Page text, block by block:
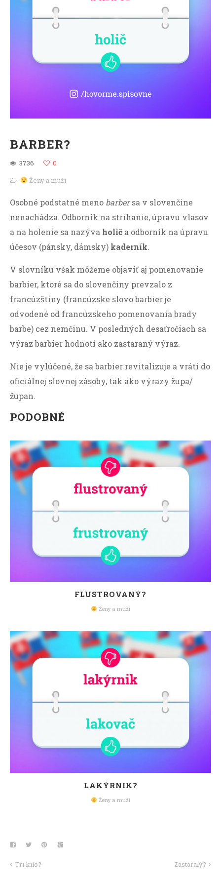
BARBER?
3736
0
Ženy a muži
Osobné podstatné meno barbersa v slovenčine
nenachádza. Odborník na strihanie, úpravu vlasov
a na holenie sa nazýva holič a odborník na úpravu
účesov (pánsky, dámsky) kaderník.
V slovníku však môžeme objaviť aj pomenovanie
barbier, ktoré sa do slovenčiny prevzalo z
francúzštiny (francúzske slovo barbier je
odvodené od francúzskeho pomenovania brady
barbe) cez nemčinu. V posledných desaťročiach sa
výraz barbier hodnotí ako zastaraný výraz.
Nie je vylúčené, že sa barbier revitalizuje a vráti do
oficiálnej slovnej zásoby, tak ako výrazy župa/
župan.
PODOBNÉ
FLUSTROVANÝ?
Ženy a muži
LAKÝRNIK?
Ženy a muži
Tri kilo? Zastaralý?